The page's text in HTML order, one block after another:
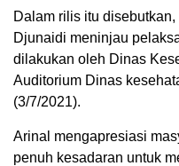
Dalam rilis itu
Djunaidi meninjau
dilakukan oleh Dinas
Auditorium Dinas
(3/7/2021).
Arinal mengapresiasi
penuh kesadaran untuk